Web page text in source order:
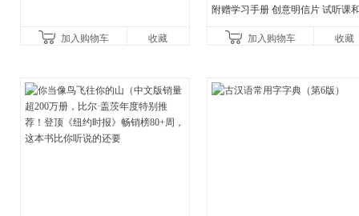
加入购物车 收藏
附赠学习手册 创意明信片 试听课
加入购物车
收藏